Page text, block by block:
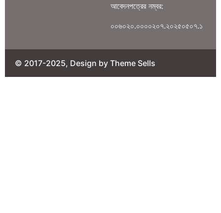
আবেদনপত্রের নম্বর:
০০৬০২০.০০০০২০৭.২০২৫০৫০৭.১
© 2017-2025, Design by Theme Sells